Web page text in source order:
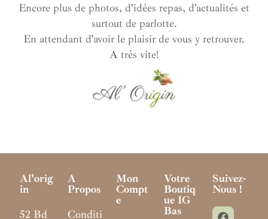
Encore plus de photos, d’idées repas, d’actualités et
surtout de parlotte.
En attendant d’avoir le plaisir de vous y retrouver.
A très vite!
Al'orig
In
52 Bd
A
Propos
Conditi
Mon
Compt
E
Votre
Boutiq
Ue IG
Bas
Suivez-
Nous !